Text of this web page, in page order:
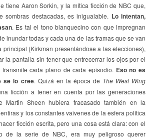
tiene Aaron Sorkin, y la mítica ficción de NBC que,
destacadas, es inigualable. Lo intentan,
. Es tal el tono blanquecino con que impregnan
inundar todas y cada una de las tramas que se van
(Kirkman presentándose a las elecciones),
la pantalla sin tener que entrecerrar los ojos por el
cada plano de cada episodio. Eso no es
se lo cree. Quizá en la época de The West Wing
ficción a tener en cuenta por las generaciones
Sheen hubiera fracasado también en la
y los constantes vaivenes de la esfera política
ficción escrita, pero una cosa está clara: con el
de la serie de NBC, era muy peligroso querer